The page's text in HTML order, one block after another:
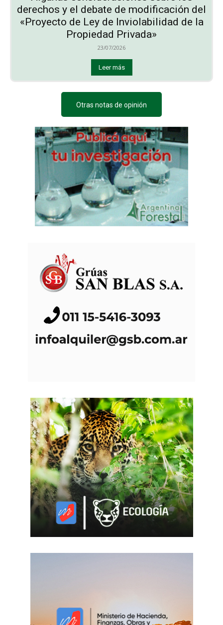
derechos y el debate de modificación del
«Proyecto de Ley de Inviolabilidad de la
Propiedad Privada»
23/07/2026
Leer más
Otras notas de opinión